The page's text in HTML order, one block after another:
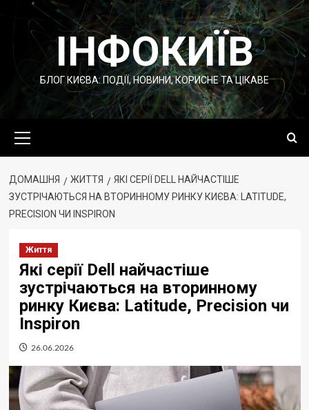
Перейти
ІНФОКИЇВ
БЛОГ КИЄВА: ПОДІЇ, НОВИНИ, КОРИСНЕ ТА ЦІКАВЕ
меню
ДОМАШНЯ ЖИТТЯ
ЯКІ СЕРІЇ DELL НАЙЧАСТІШЕ
ЗУСТРІЧАЮТЬСЯ НА ВТОРИННОМУ РИНКУ КИЄВА: LATITUDE,
PRECISION ЧИ INSPIRON
Життя
Які серії Dell найчастіше
зустрічаються на вторинному
ринку Києва: Latitude, Precision чи
Inspiron
26.06.2026